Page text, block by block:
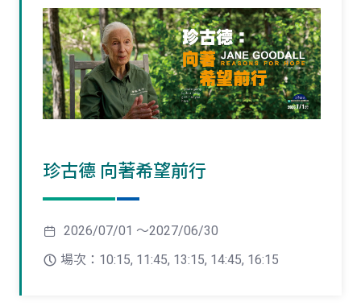
珍古德 向著希望前行
2026/07/01 ～2027/06/30
場次：10:15, 11:45, 13:15, 14:45, 16:15